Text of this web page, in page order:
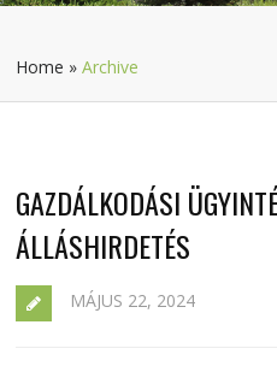
Home »Archive
GAZDÁLKODÁSI
ÁLLÁSHIRDETÉS
MÁJUS 22, 2024